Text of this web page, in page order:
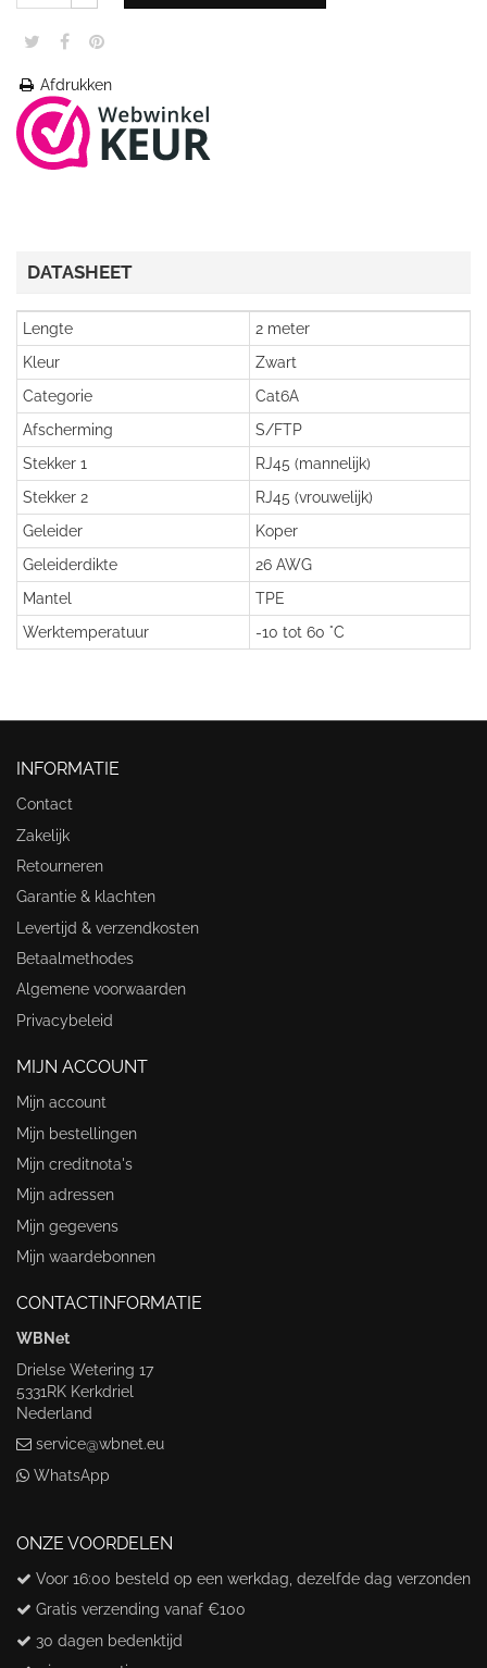
Afdrukken
DATASHEET
Lengte
2 meter
Kleur
Zwart
Categorie
Cat6A
Afscherming
S/FTP
Stekker 1
RJ45 (mannelijk)
Stekker 2
RJ45 (vrouwelijk)
Geleider
Koper
Geleiderdikte
26 AWG
Mantel
TPE
Werktemperatuur
-10 tot 60 °C
INFORMATIE
Contact
Zakelijk
Retourneren
Garantie & klachten
Levertijd & verzendkosten
Betaalmethodes
Algemene voorwaarden
Privacybeleid
MIJN ACCOUNT
Mijn account
Mijn bestellingen
Mijn creditnota's
Mijn adressen
Mijn gegevens
Mijn waardebonnen
CONTACTINFORMATIE
WBNet
Drielse Wetering 17
5331RK Kerkdriel
Nederland
service@wbnet.eu
WhatsApp
ONZE VOORDELEN
Voor 16:00 besteld op een werkdag, dezelfde dag verzonden
Gratis verzending vanaf €100
30 dagen bedenktijd